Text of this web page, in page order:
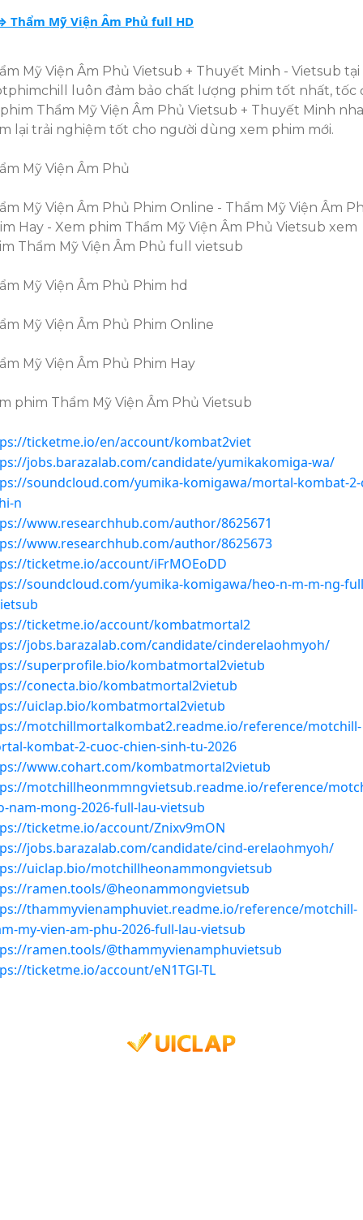
Thẩm Mỹ Viện Âm Phủ full HD
Mỹ Viện Âm Phủ Vietsub + Thuyết Minh - Vietsub tại
luôn đảm bảo chất lượng phim tốt nhất, tốc
Thẩm Mỹ Viện Âm Phủ Vietsub + Thuyết Minh
lại trải nghiệm tốt cho người dùng xem phim mới.
Mỹ Viện Âm Phủ
Mỹ Viện Âm Phủ Phim Online - Thẩm Mỹ Viện Âm
Hay - Xem phim Thẩm Mỹ Viện Âm Phủ Vietsub xem
Thẩm Mỹ Viện Âm Phủ full vietsub
Mỹ Viện Âm Phủ Phim hd
Mỹ Viện Âm Phủ Phim Online
Mỹ Viện Âm Phủ Phim Hay
phim Thẩm Mỹ Viện Âm Phủ Vietsub
ticketme.io/en/account/kombat2viet
jobs.barazalab.com/candidate/yumikakomiga-wa/
soundcloud.com/yumika-komigawa/mortal-kombat-2-
n
www.researchhub.com/author/8625671
www.researchhub.com/author/8625673
ticketme.io/account/iFrMOEoDD
soundcloud.com/yumika-komigawa/heo-n-m-m-ng-
ticketme.io/account/kombatmortal2
jobs.barazalab.com/candidate/cinderelaohmyoh/
superprofile.bio/kombatmortal2vietub
conecta.bio/kombatmortal2vietub
uiclap.bio/kombatmortal2vietub
motchillmortalkombat2.readme.io/reference/motchill-
kombat-2-cuoc-chien-sinh-tu-2026
www.cohart.com/kombatmortal2vietub
motchillheonmmngvietsub.readme.io/reference/
nam-mong-2026-full-lau-vietsub
ticketme.io/account/Znixv9mON
jobs.barazalab.com/candidate/cind-erelaohmyoh/
uiclap.bio/motchillheonammongvietsub
ramen.tools/@heonammongvietsub
thammyvienamphuviet.readme.io/reference/motchill-
my-vien-am-phu-2026-full-lau-vietsub
ramen.tools/@thammyvienamphuvietsub
ticketme.io/account/eN1TGl-TL